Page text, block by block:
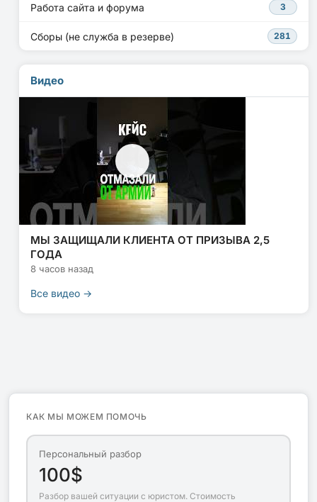
Работа сайта и форума 3
Сборы (не служба в резерве) 281
Видео
МЫ ЗАЩИЩАЛИ КЛИЕНТА ОТ ПРИЗЫВА 2,5
ГОДА
8 часов назад
Все видео →
КАК МЫ МОЖЕМ ПОМОЧЬ
Персональный разбор
100$
Разбор вашей ситуации с юристом. Стоимость